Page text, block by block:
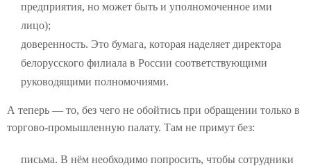
предприятия, но может быть и уполномоченное ими
лицо);
доверенность. Это бумага, которая наделяет директора
белорусского филиала в России соответствующими
руководящими полномочиями.
А теперь — то, без чего не обойтись при обращении только в
торгово-промышленную палату. Там не примут без:
письма. В нём необходимо попросить, чтобы сотрудники